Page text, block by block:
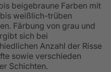
beigebraune Farben mit
weißlich-trüben
Färbung von grau und
sich bei
Anzahl der Risse
sowie verschieden
Schichten.